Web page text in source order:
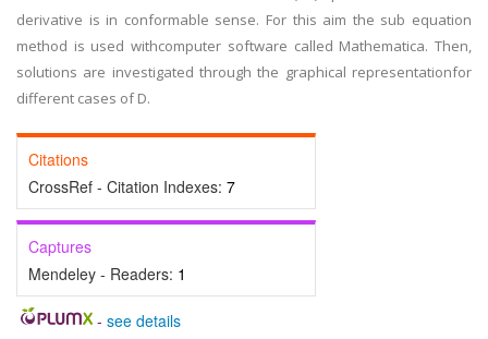
derivative is in conformable sense. For this aim the sub equation
method is used withcomputer software called Mathematica. Then,
solutions are investigated through the graphical representationfor
different cases of D.
Citations
CrossRef - Citation Indexes: 7
Captures
Mendeley - Readers: 1
- see details